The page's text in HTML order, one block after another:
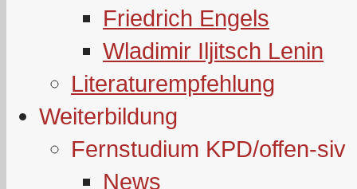
Friedrich Engels
Wladimir Iljitsch Lenin
Literaturempfehlung
Weiterbildung
Fernstudium KPD/offen-siv
News